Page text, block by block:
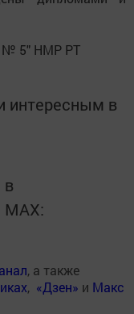
№ 5" НМР РТ
интересным в
в
MАХ:
, а также
, «Дзен» и Макс